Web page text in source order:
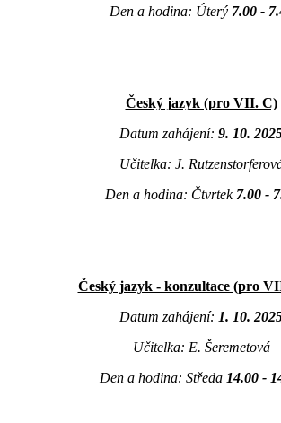
Den a hodina: Úterý 7.00 -
Český jazyk (pro VII. C)
Datum zahájení: 9. 10.
Učitelka: J.
Den a hodina: Čtvrtek 7.00 -
Český jazyk - konzultace (pro
Datum zahájení: 1. 10.
Učitelka: E. Šeremetová
Den a hodina: Středa 14.00 -